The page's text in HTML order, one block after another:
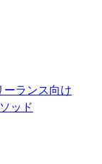
ーランス向け
ッド